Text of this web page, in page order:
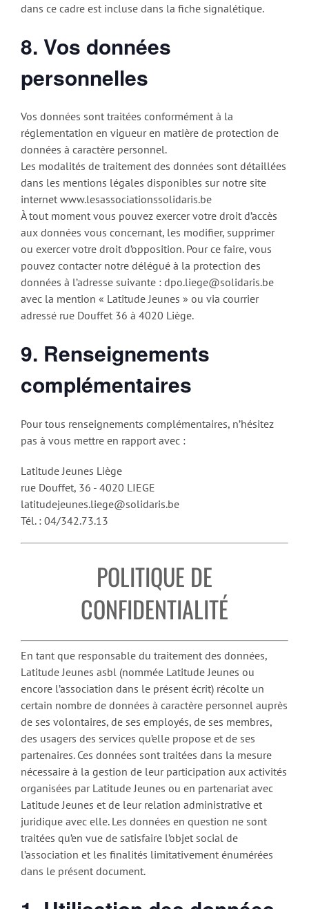
dans ce cadre est incluse dans la fiche signalétique.
8. Vos données
personnelles
Vos données sont traitées conformément à la
réglementation en vigueur en matière de protection de
données à caractère personnel.
Les modalités de traitement des données sont détaillées
dans les mentions légales disponibles sur notre site
internet www.lesassociationssolidaris.be
À tout moment vous pouvez exercer votre droit d’accès
aux données vous concernant, les modifier, supprimer
ou exercer votre droit d’opposition. Pour ce faire, vous
pouvez contacter notre délégué à la protection des
données à l’adresse suivante : dpo.liege@solidaris.be
avec la mention « Latitude Jeunes » ou via courrier
adressé rue Douffet 36 à 4020 Liège.
9. Renseignements
complémentaires
Pour tous renseignements complémentaires, n’hésitez
pas à vous mettre en rapport avec :
Latitude Jeunes Liège
rue Douffet, 36 - 4020 LIEGE
latitudejeunes.liege@solidaris.be
Tél. : 04/342.73.13
POLITIQUE DE
CONFIDENTIALITÉ
En tant que responsable du traitement des données,
Latitude Jeunes asbl (nommée Latitude Jeunes ou
encore l’association dans le présent écrit) récolte un
certain nombre de données à caractère personnel auprès
de ses volontaires, de ses employés, de ses membres,
des usagers des services qu’elle propose et de ses
partenaires. Ces données sont traitées dans la mesure
nécessaire à la gestion de leur participation aux activités
organisées par Latitude Jeunes ou en partenariat avec
Latitude Jeunes et de leur relation administrative et
juridique avec elle. Les données en question ne sont
traitées qu’en vue de satisfaire l’objet social de
l’association et les finalités limitativement énumérées
dans le présent document.